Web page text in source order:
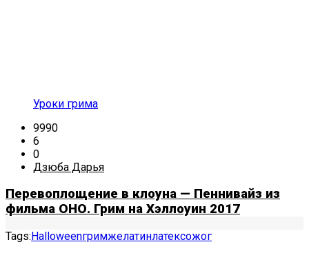
Уроки грима
9990
6
0
Дзюба Дарья
Перевоплощение в клоуна — Пеннивайз из
фильма ОНО. Грим на Хэллоуин 2017
Tags:Halloweenгримжелатинлатексожог